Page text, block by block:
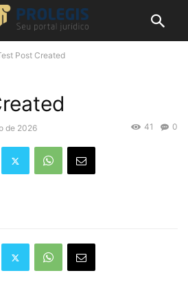
Post Created
de 2026 0
41